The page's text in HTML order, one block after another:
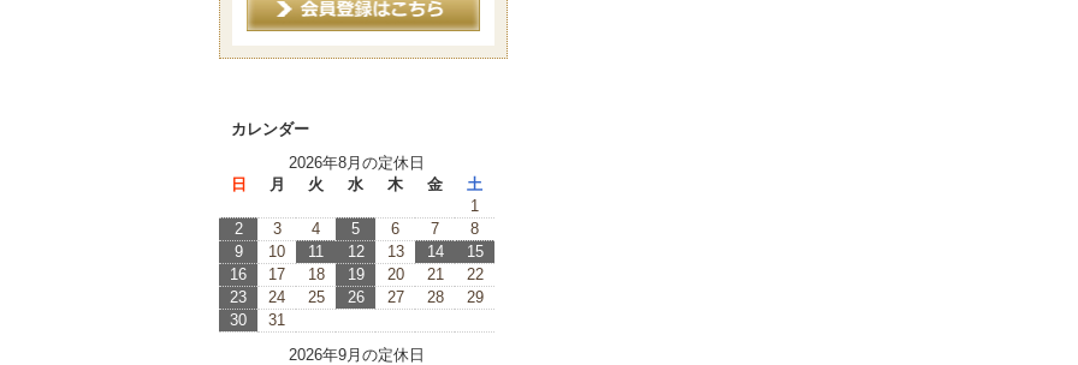
カレンダー
2026年8月の定休日
日
月 火 水 木 金
土
1
2
3 4 5 6 7
8
9
10 11 12 13 14
15
16
17 18 19 20 21
22
23
24 25 26 27 28
29
30
31
2026年9月の定休日